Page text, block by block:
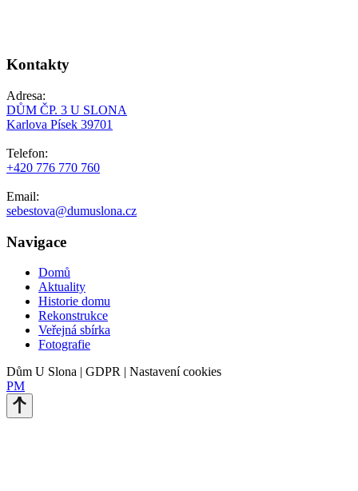
Kontakty
Adresa:
DŮM ČP. 3 U SLONA
Karlova Písek 39701
Telefon:
+420 776 770 760
Email:
sebestova@dumuslona.cz
Navigace
Domů
Aktuality
Historie domu
Rekonstrukce
Veřejná sbírka
Fotografie
Dům U Slona | GDPR | Nastavení cookies
PM